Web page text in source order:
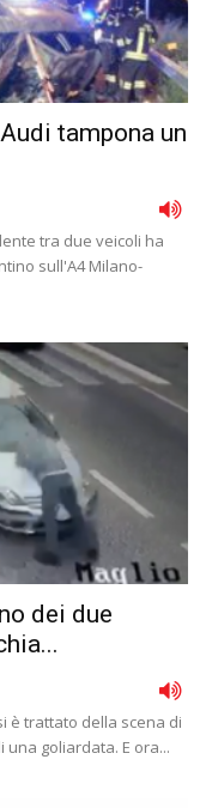
tampona un
tra due veicoli ha
sull'A4 Milano-
dei due
è trattato della scena di
goliardata. E ora...